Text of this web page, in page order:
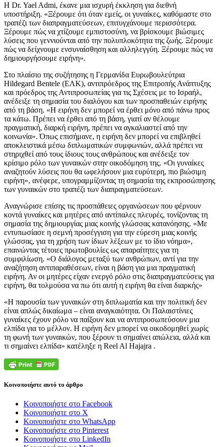
Η Dr. Yael Admi, έκανε μια ισχυρή έκκληση για διεθνή
υποστήριξη. «Ξέρουμε ότι όταν εμείς, οι γυναίκες, καθόμαστε στο
τραπέζι των διαπραγματεύσεων, επιτυγχάνουμε περισσότερα.
Ξέρουμε πώς να χτίζουμε εμπιστοσύνη, να βρίσκουμε βιώσιμες
λύσεις που γεννιούνται από την πολυπλοκότητα της ζωής. Ξέρουμε
πώς να δείχνουμε ενσυναίσθηση και αλληλεγγύη. Ξέρουμε πώς να
δημιουργήσουμε ειρήνη».
Στο πλαίσιο της συζήτησης η Γερμανίδα Ευρωβουλεύτρια
Hildegard Bentele (ΕΛΚ), αντιπρόεδρος της Επιτροπής Ανάπτυξης
και πρόεδρος της Αντιπροσωπείας για τις Σχέσεις με το Ισραήλ,
ανέδειξε τη σημασία του διαλόγου και των προσπαθειών ειρήνης
από τη βάση. «Η ειρήνη δεν μπορεί να έρθει μόνο από πάνω προς
τα κάτω. Πρέπει να έρθει από τη βάση, γιατί αν θέλουμε
πραγματική, διαρκή ειρήνη, πρέπει να αγκαλιαστεί από την
κοινωνία». Όπως επισήμανε, η ειρήνη δεν μπορεί να επιβληθεί
αποκλειστικά μέσω διπλωματικών συμφωνιών, αλλά πρέπει να
στηριχθεί από τους ίδιους τους ανθρώπους και ανέδειξε τον
κρίσιμο ρόλο των γυναικών στην οικοδόμηση της. «Οι γυναίκες
αναζητούν λύσεις που θα ωφελήσουν μια ευρύτερη, πιο βιώσιμη
ειρήνη», ανέφερε, υπογραμμίζοντας τη σημασία της εκπροσώπησης
των γυναικών στο τραπέζι των διαπραγματεύσεων.
Αναγνώρισε επίσης τις προσπάθειες οργανώσεων που φέρνουν
κοντά γυναίκες και μητέρες από αντίπαλες πλευρές, τονίζοντας τη
σημασία της δημιουργίας μιας κοινής γλώσσας κατανόησης. «Με
εντυπωσίασε η σεμνή προσέγγιση για την εύρεση μιας κοινής
γλώσσας, για τη χρήση των ίδιων λέξεων με το ίδιο νόημα»,
επαινώντας τέτοιες πρωτοβουλίες ως απαραίτητες για τη
συμφιλίωση. «Ο διάλογος μεταξύ των ανθρώπων, αντί για την
αναζήτηση αντιπαραθέσεων, είναι η βάση για μια πραγματική
ειρήνη. Αν οι μητέρες είχαν ενεργό ρόλο στις διαπραγματεύσεις για
ειρήνη, θα τολμούσα να πω ότι αυτή η ειρήνη θα είναι διαρκής»
«Η παρουσία των γυναικών στη διπλωματία και την πολιτική δεν
είναι απλώς δικαίωμα – είναι αναγκαιότητα. Οι Παλαιστίνιες
γυναίκες έχουν ρόλο να παίξουν και να αντιπροσωπεύσουν μια
ελπίδα για το μέλλον. Η ειρήνη δεν μπορεί να οικοδομηθεί χωρίς
τη φωνή των γυναικών, που ξέρουν τι σημαίνει απώλεια, αλλά και
τι σημαίνει ελπίδα» κατέληξε η Reel Al Hajajra .
Κοινοποιήστε αυτό το άρθρο
Κοινοποιήστε στο Facebook
Κοινοποιήστε στο X
Κοινοποιήστε στο WhatsApp
Κοινοποιήστε στο Pinterest
Κοινοποιήστε στο LinkedIn